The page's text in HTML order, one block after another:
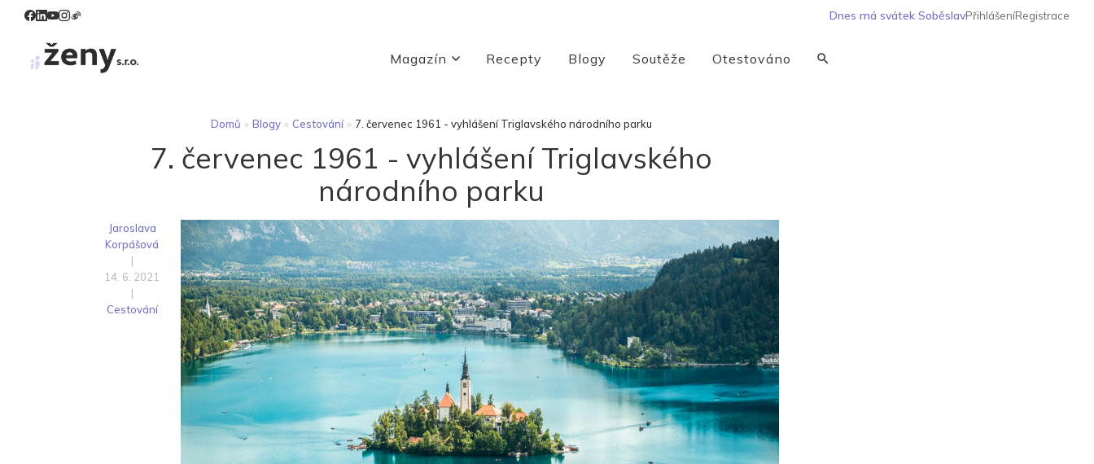
Dnes má svátek SoběslavPřihlášeníRegistrace
Magazín Recepty Blogy Soutěže Otestováno
Domů » Blogy » Cestování » 7. červenec 1961 - vyhlášení Triglavského národního parku
7. červenec 1961 - vyhlášení Triglavského
národního parku
Jaroslava
Korpášová
|
14. 6. 2021
|
Cestování